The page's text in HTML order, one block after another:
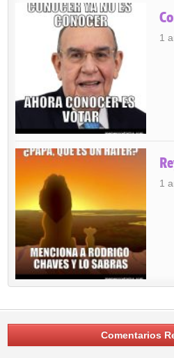
1
1
Comentarios